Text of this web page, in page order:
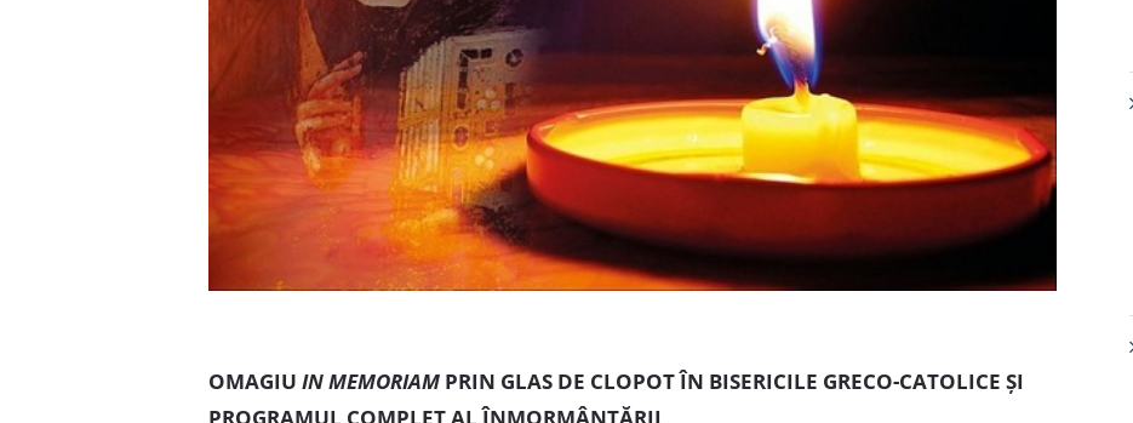
OMAGIU IN MEMORIAMPRIN GLAS DE CLOPOT ÎN BISERICILE GRECO-CATOLICE ŞI